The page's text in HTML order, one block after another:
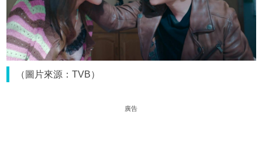
（圖片來源：TVB）
廣告